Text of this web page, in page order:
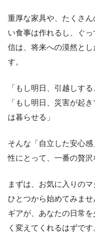
重厚な家具や、たくさ
い食事は作れるし、ぐ
信は、将来への漠然と
す。
「もし明日、引越しす
「もし明日、災害が起
は暮らせる」
そんな「自立した安心
性にとって、一番の贅沢
まずは、お気に入りの
ひとつから始めてみま
ギアが、あなたの日常
く変えてくれるはずです